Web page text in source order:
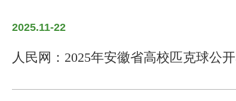
2025.11-22
人民网：2025年安徽省高校匹克球公